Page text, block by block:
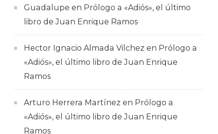
Guadalupe en Prólogo a «Adiós», el último
libro de Juan Enrique Ramos
Hector Ignacio Almada Vilchez en Prólogo a
«Adiós», el último libro de Juan Enrique
Ramos
Arturo Herrera Martínez en Prólogo a
«Adiós», el último libro de Juan Enrique
Ramos